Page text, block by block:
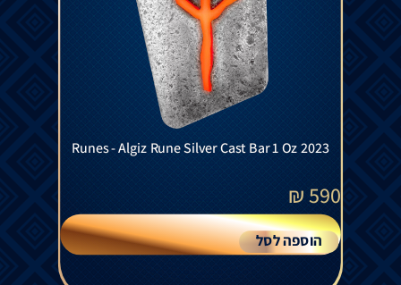
Runes - Algiz Rune Silver Cast Bar 1 Oz 2023
590
₪
הוספה לסל